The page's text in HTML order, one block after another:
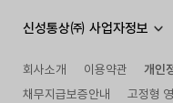
신성통상㈜ 사업자정보
회사소개 이용약관
개인
채무지급보증안내
고정형